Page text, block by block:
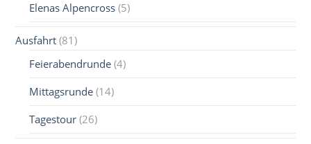
Elenas Alpencross (5)
Ausfahrt (81)
Feierabendrunde (4)
Mittagsrunde (14)
Tagestour (26)